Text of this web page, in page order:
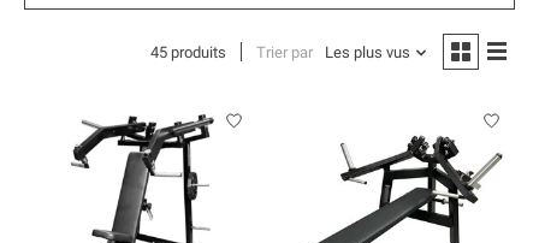
45 produits Trier par Les plus vus